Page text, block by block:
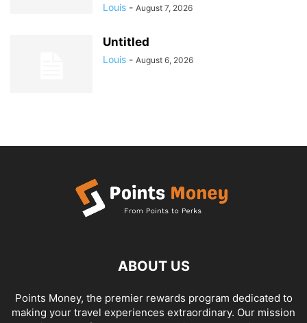
Louis - August 7, 2026
Untitled
Louis - August 6, 2026
ABOUT US
Points Money, the premier rewards program dedicated to
making your travel experiences extraordinary. Our mission